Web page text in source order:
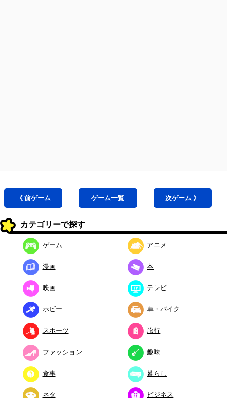
《 前ゲーム ゲーム一覧 次ゲーム 》
カテゴリーで探す
ゲーム アニメ
漫画 本
映画 テレビ
ホビー 車・バイク
スポーツ 旅行
ファッション 趣味
食事 暮らし
ネタ ビジネス